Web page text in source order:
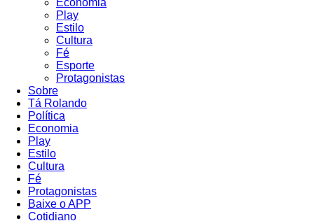
Economia
Play
Estilo
Cultura
Fé
Esporte
Protagonistas
Sobre
Tá Rolando
Política
Economia
Play
Estilo
Cultura
Fé
Protagonistas
Baixe o APP
Cotidiano